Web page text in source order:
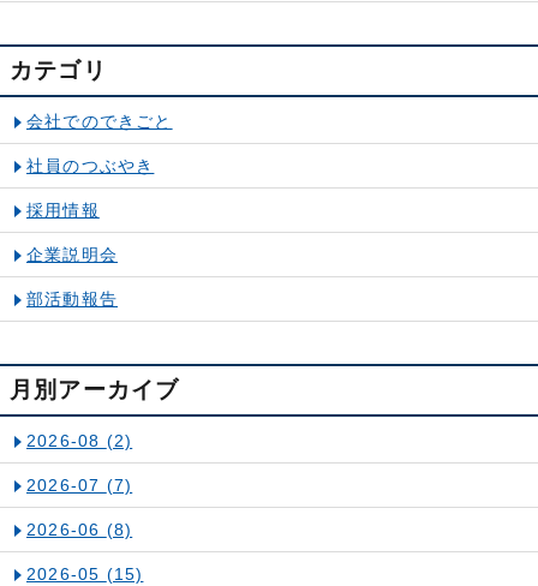
カテゴリ
会社でのできごと
社員のつぶやき
採用情報
企業説明会
部活動報告
月別アーカイブ
2026-08 (2)
2026-07 (7)
2026-06 (8)
2026-05 (15)